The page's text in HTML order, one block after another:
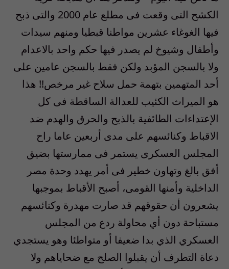
الكشح التى وقعت فى مطلع عام 2000 والتى ذبح
فيها الغوغاء عشرين مواطنا قبطيا ومنهم سيدات
وأطفال وشيوخ لم يصدر فيها حكم واحد بالاعدام
ولا بالسجن المؤبد ولكن فقط بالسجن عامين على
أحد المتهمين بتهمة حمل سلاح غير مرخص!! هذا
هو الميراث الكئيب للعدالة الساقطة فى كل
الإعتداءات الطائفية بالذبح والحرق والهدم ضد
الاقباط وكنائسهم على مدى أربعين عاما راح
المجلس العسكرى يستمر فى ممارستها بضيق
أفق بالغ وتهاون خطير فى أمر يهدد وحدة مصر
الداخلية وأمنها القومى، أصبح الأقباط بموجبها
يشعرون أن حقوقهم قد صارت مهدرة وكنائسهم
مستباحة دون أي محاولة ردع من المجلس
العسكري الذي بدا ضعيفا أو متواطئا وهو يستجدي
دعاة التطرف أن يقبلوا الصلح مع ضحاياهم ولا